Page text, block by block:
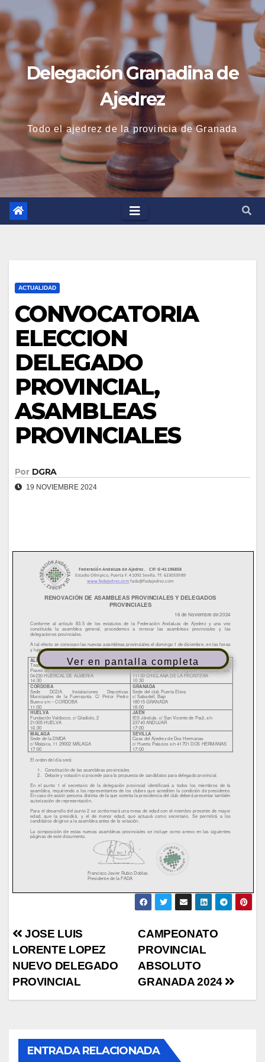
Saltar
contenido
Delegación Granadina de
Ajedrez
Todo el ajedrez de la provincia de Granada
ACTUALIDAD
CONVOCATORIA
ELECCION
DELEGADO
PROVINCIAL,
ASAMBLEAS
PROVINCIALES
Por DGRA
19 NOVIEMBRE 2024
Ver en pantalla completa
Navegación
de
entradas
CAMPEONATO
PROVINCIAL
ABSOLUTO
GRANADA 2024
JOSE LUIS
LORENTE LOPEZ
NUEVO DELEGADO
PROVINCIAL
ENTRADA RELACIONADA